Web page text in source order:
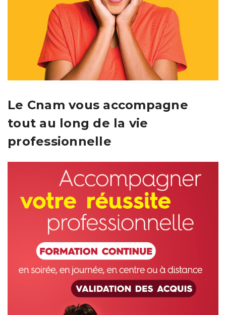
Le Cnam vous accompagne
tout au long de la vie
professionnelle